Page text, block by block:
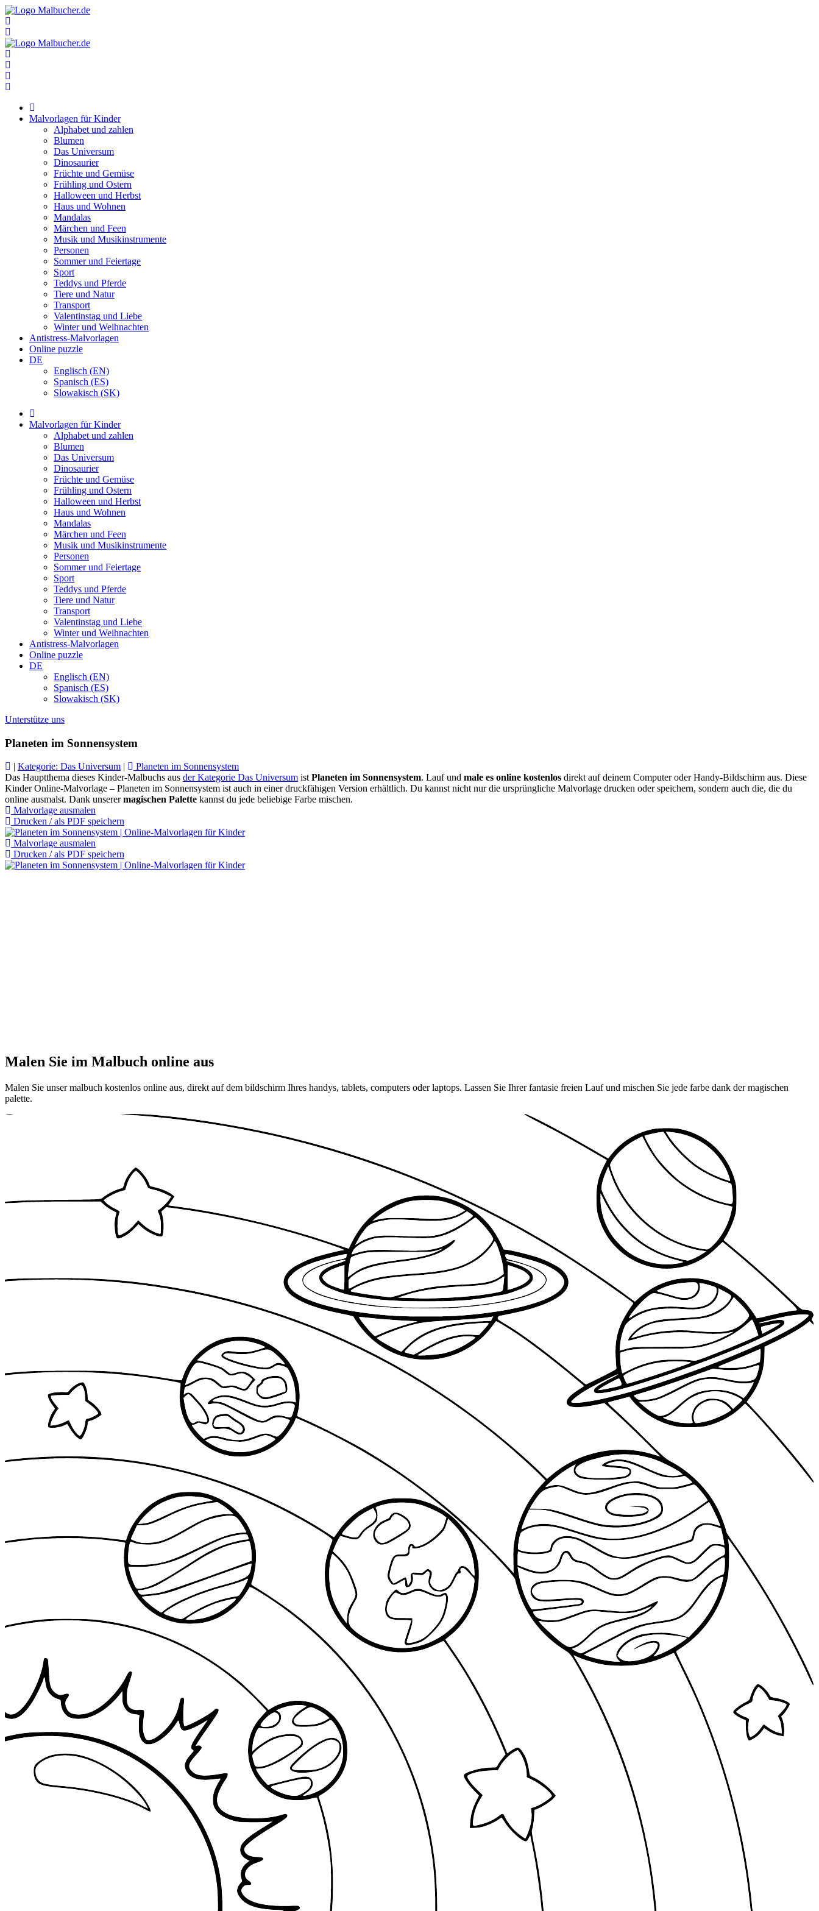
Zum
Inhalt
springen
Malvorlagen für Kinder
Alphabet und zahlen
Blumen
Das Universum
Dinosaurier
Früchte und Gemüse
Frühling und Ostern
Halloween und Herbst
Haus und Wohnen
Mandalas
Märchen und Feen
Musik und Musikinstrumente
Personen
Sommer und Feiertage
Sport
Teddys und Pferde
Tiere und Natur
Transport
Valentinstag und Liebe
Winter und Weihnachten
Antistress-Malvorlagen
Online puzzle
DE
Englisch (EN)
Spanisch (ES)
Slowakisch (SK)
Malvorlagen für Kinder
Alphabet und zahlen
Blumen
Das Universum
Dinosaurier
Früchte und Gemüse
Frühling und Ostern
Halloween und Herbst
Haus und Wohnen
Mandalas
Märchen und Feen
Musik und Musikinstrumente
Personen
Sommer und Feiertage
Sport
Teddys und Pferde
Tiere und Natur
Transport
Valentinstag und Liebe
Winter und Weihnachten
Antistress-Malvorlagen
Online puzzle
DE
Englisch (EN)
Spanisch (ES)
Slowakisch (SK)
Unterstütze uns
Planeten im Sonnensystem
| Kategorie: Das Universum |
Planeten im Sonnensystem
Das Hauptthema dieses Kinder-Malbuchs aus der Kategorie Das Universum istPlaneten im Sonnensystem. Lauf und male es online kostenlos direkt auf deinem Computer oder Handy-Bildschirm aus. Diese
Kinder Online-Malvorlage – Planeten im Sonnensystem ist auch in einer druckfähigen Version erhältlich. Du kannst nicht nur die ursprüngliche Malvorlage drucken oder speichern, sondern auch die, die du
online ausmalst. Dank unserermagischen Palette kannst du jede beliebige Farbe mischen.
Malvorlage ausmalen
Drucken / als PDF speichern
Malvorlage ausmalen
Drucken / als PDF speichern
Malen Sie im Malbuch online aus
Malen Sie unser malbuch kostenlos online aus, direkt auf dem bildschirm Ihres handys, tablets, computers oder laptops. Lassen Sie Ihrer fantasie freien Lauf und mischen Sie jede farbe dank der magischen
palette.